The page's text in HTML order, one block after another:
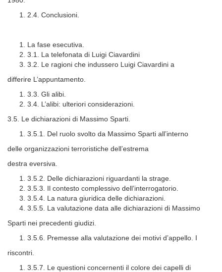
2.4. Conclusioni.
La fase esecutiva.
3.1. La telefonata di Luigi Ciavardini
3.2. Le ragioni che indussero Luigi Ciavardini a
differire L’appuntamento.
3.3. Gli alibi.
3.4. L’alibi: ulteriori considerazioni.
3.5. Le dichiarazioni di Massimo Sparti.
3.5.1. Del ruolo svolto da Massimo Sparti all’interno
delle organizzazioni terroristiche dell’estrema
destra eversiva.
3.5.2. Delle dichiarazioni riguardanti la strage.
3.5.3. Il contesto complessivo dell’interrogatorio.
3.5.4. La natura giuridica delle dichiarazioni.
3.5.5. La valutazione data alle dichiarazioni di Massimo
Sparti nei precedenti giudizi.
3.5.6. Premesse alla valutazione dei motivi d’appello. I
riscontri.
3.5.7. Le questioni concernenti il colore dei capelli di